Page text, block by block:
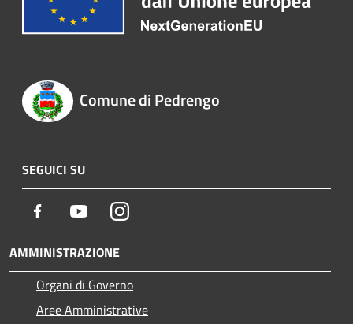
Comune di Pedrengo
SEGUICI SU
Facebook YoutubeInstagram
AMMINISTRAZIONE
Organi di Governo
Aree Amministrative